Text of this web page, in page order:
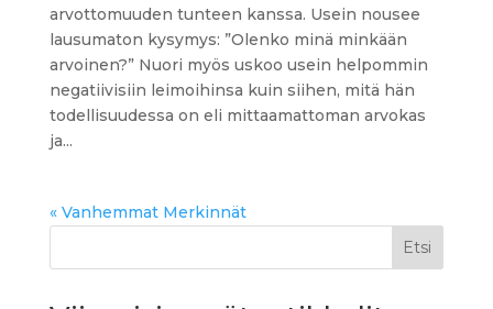
arvottomuuden tunteen kanssa. Usein nousee
lausumaton kysymys: ”Olenko minä minkään
arvoinen?” Nuori myös uskoo usein helpommin
negatiivisiin leimoihinsa kuin siihen, mitä hän
todellisuudessa on eli mittaamattoman arvokas
ja...
« Vanhemmat Merkinnät
Etsi